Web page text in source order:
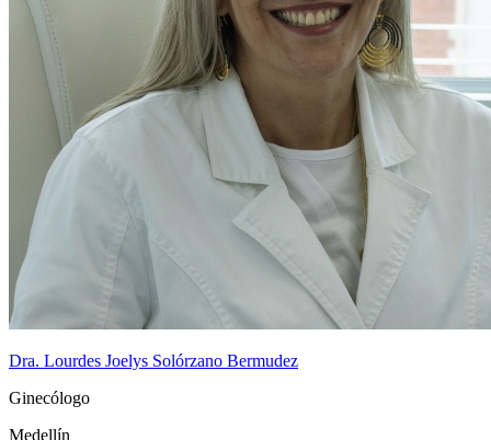
Dra. Lourdes Joelys Solórzano Bermudez
Ginecólogo
Medellín